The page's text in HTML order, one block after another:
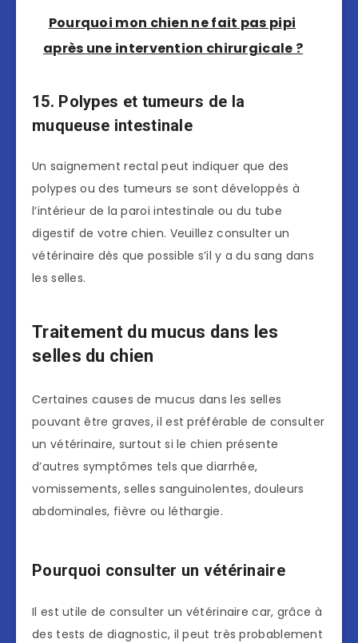
Pourquoi mon chien ne fait pas pipi
après une intervention chirurgicale ?
15. Polypes et tumeurs de la
muqueuse intestinale
Un saignement rectal peut indiquer que des
polypes ou des tumeurs se sont développés à
l’intérieur de la paroi intestinale ou du tube
digestif de votre chien. Veuillez consulter un
vétérinaire dès que possible s’il y a du sang dans
les selles.
Traitement du mucus dans les
selles du chien
Certaines causes de mucus dans les selles
pouvant être graves, il est préférable de consulter
un vétérinaire, surtout si le chien présente
d’autres symptômes tels que diarrhée,
vomissements, selles sanguinolentes, douleurs
abdominales, fièvre ou léthargie.
Pourquoi consulter un vétérinaire
Il est utile de consulter un vétérinaire car, grâce à
des tests de diagnostic, il peut très probablement